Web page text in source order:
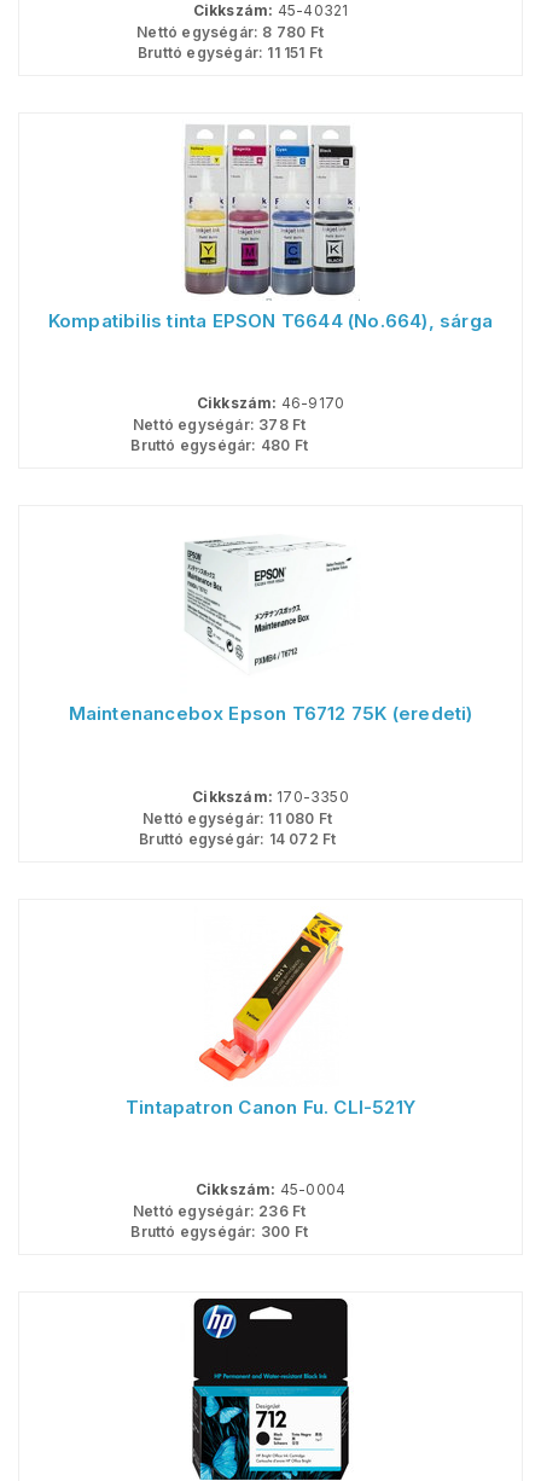
Cikkszám: 45-40321
Nettó egységár: 8 780 Ft
Bruttó egységár: 11 151 Ft
Kompatibilis tinta EPSON T6644 (No.664), sárga
Cikkszám: 46-9170
Nettó egységár: 378Ft
Bruttó egységár: 480 Ft
Maintenancebox Epson T6712 75K (eredeti)
Cikkszám: 170-3350
Nettó egységár: 11 080 Ft
Bruttó egységár: 14 072 Ft
Tintapatron Canon Fu. CLI-521Y
Cikkszám: 45-0004
Nettó egységár: 236Ft
Bruttó egységár: 300 Ft